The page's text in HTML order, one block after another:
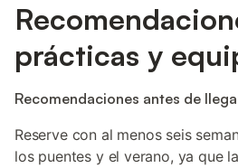
prácticas y
Recomendaciones antes de
Reserve con al menos seis
los puentes y el verano, ya que